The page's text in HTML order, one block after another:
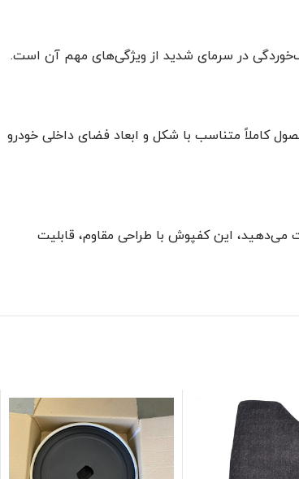
ترک‌خوردگی در سرمای شدید از ویژگی‌های مهم آن است.
کاملاً متناسب با شکل و ابعاد فضای داخلی خودرو
می‌دهید، این کفپوش با طراحی مقاوم، قابلیت